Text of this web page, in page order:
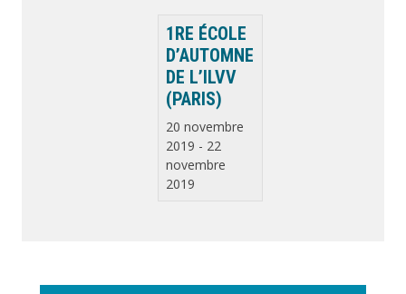
1RE ÉCOLE
D’AUTOMNE
DE L’ILVV
(PARIS)
20 novembre
2019 - 22
novembre
2019